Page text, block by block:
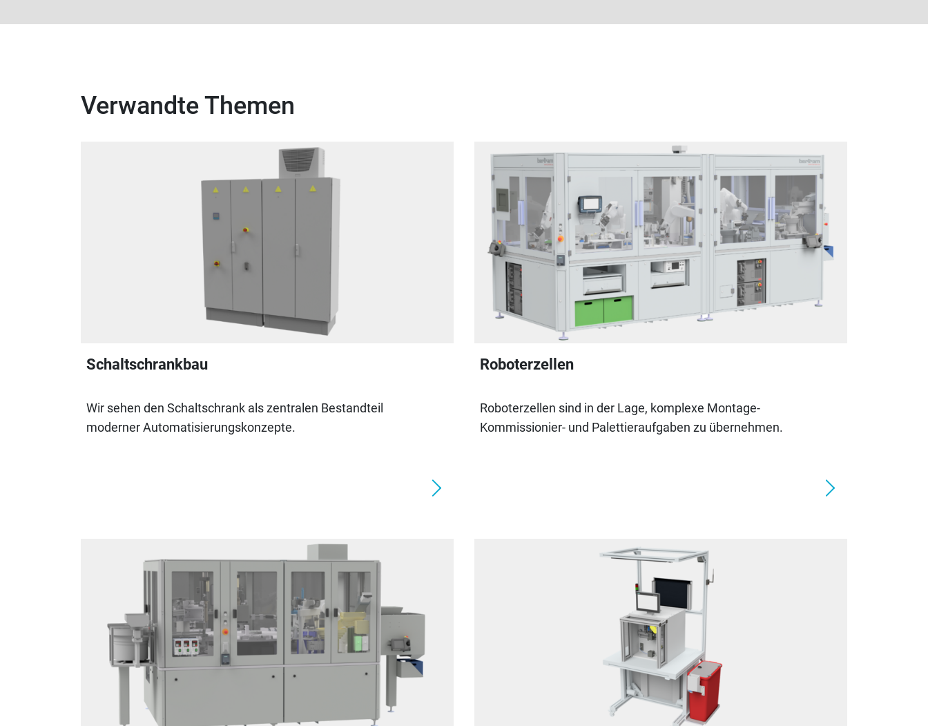
Verwandte Themen
Schaltschrankbau
Wir sehen den Schaltschrank als zentralen Bestandteil
moderner Automatisierungskonzepte.
Roboterzellen
Roboterzellen sind in der Lage, komplexe Montage-
Kommissionier- und Palettieraufgaben zu übernehmen.